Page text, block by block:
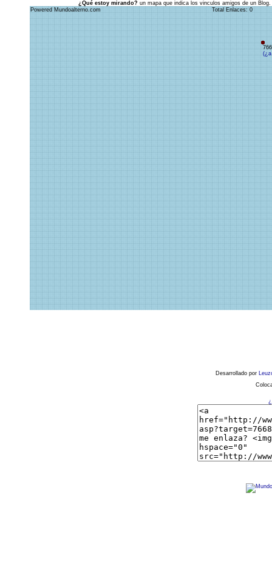
¿Qué estoy mirando? un mapa que indica los vinculos amigos de un
(¿a
Powered Mundoalterno.com Total Enlaces: 0
Desarrollado por